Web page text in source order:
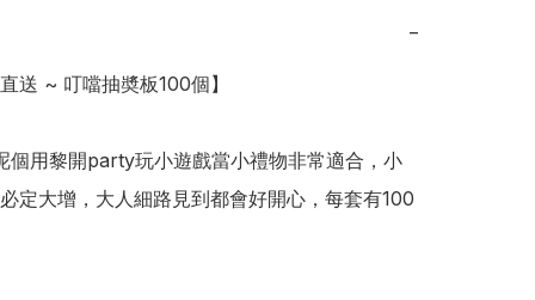
−
送 ~ 叮噹抽奬板100個】
個用黎開party玩小遊戲當小禮物非常適合，小
定大增，大人細路見到都會好開心，每套有100